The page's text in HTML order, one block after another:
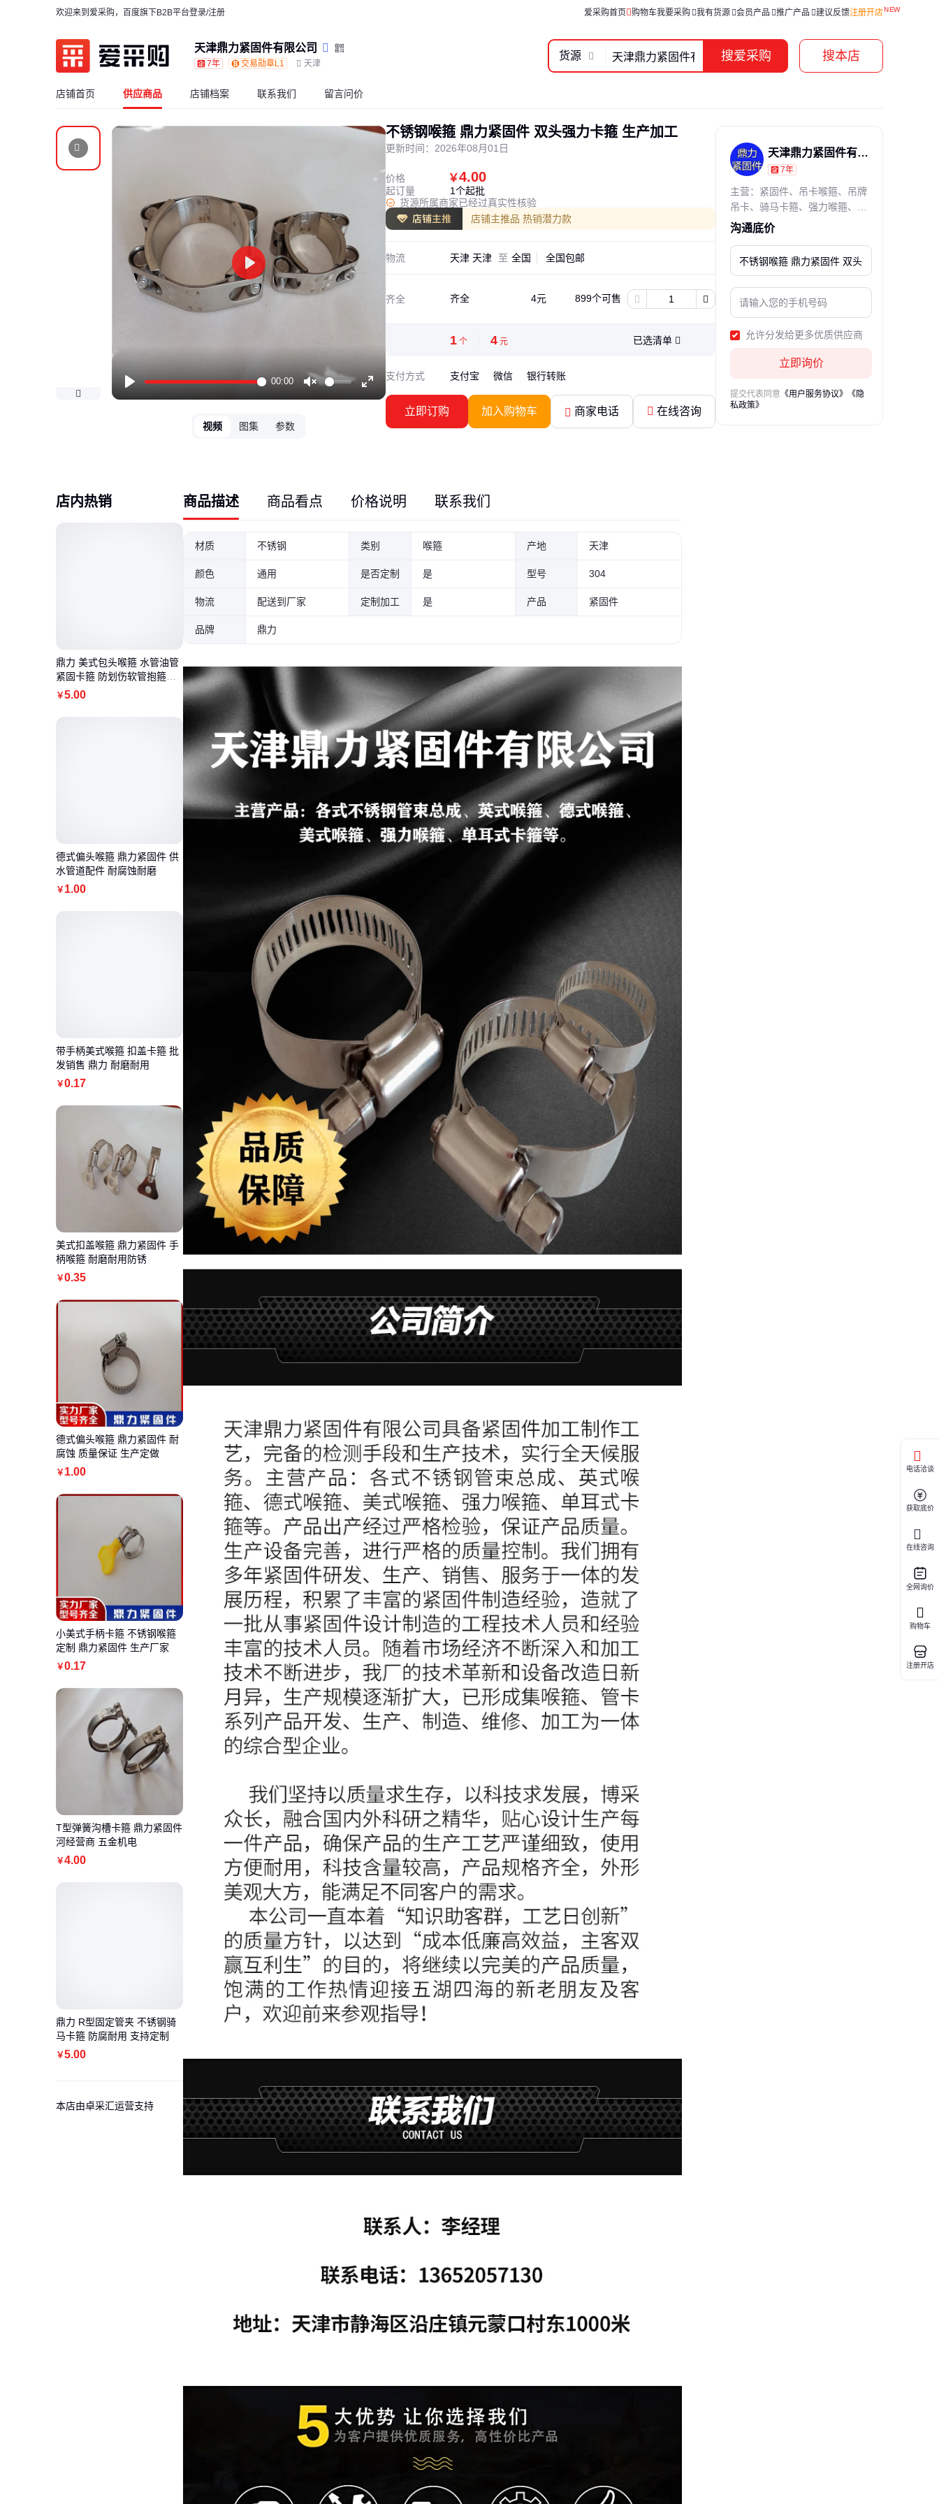
欢迎来到爱采购，百度旗下B2B平台登录/注册 爱采购首页 购物车我要采购 我有货源 会员产品 推广产品 建议反馈注册开店
天津鼎力紧固件有限公司
7年 交易勋章L1 天津
搜爱采购 搜本店
货源
店铺首页 供应商品 店铺档案 联系我们 留言问价
00:00
Enter
fullscreen
Play
视频 图集 参数
不锈钢喉箍 鼎力紧固件 双头强力卡箍 生产加工
更新时间： 2026年08月01日
价格 ￥4.00
起订量
1个起批
货源所属商家已经过真实性核验
店铺主推品 热销潜力款
物流 天津 天津 至 全国 全国包邮
齐全 齐全 4元 899个可售
1 个 4 元 已选清单
支付方式 支付宝 微信 银行转账
立即订购 加入购物车 商家电话 在线咨询
天津鼎力紧固件有限公司
7年
主营：紧固件、吊卡喉箍、吊牌
吊卡、骑马卡箍、强力喉箍、双
头强力、卡箍吊卡、喉箍卡箍、
箍、扣盖喉箍、德式喉箍、沟槽
卡箍、不锈钢喉箍、不锈钢沟
强力铁喉箍、连胶条喉箍、不锈
钢吊卡、连胶条卡箍、抗氧化吊
卡、电线杆吊卡、污水管道吊卡
沟通底价
允许分发给更多优质供应商
立即询价
提交代表同意 《用户服务协议》
《隐
私政策》
店内热销
鼎力 美式包头喉箍 水管油管
紧固卡箍 防划伤软管抱箍厂
家定制
￥5.00
德式偏头喉箍 鼎力紧固件 供
水管道配件 耐腐蚀耐磨
￥1.00
带手柄美式喉箍 扣盖卡箍 批
发销售 鼎力 耐磨耐用
￥0.17
美式扣盖喉箍 鼎力紧固件 手
柄喉箍 耐磨耐用防锈
￥0.35
德式偏头喉箍 鼎力紧固件 耐
腐蚀 质量保证 生产定做
￥1.00
小美式手柄卡箍 不锈钢喉箍
定制 鼎力紧固件 生产厂家
￥0.17
T型弹簧沟槽卡箍 鼎力紧固件
河经营商 五金机电
￥4.00
鼎力 R型固定管夹 不锈钢骑
马卡箍 防腐耐用 支持定制
￥5.00
本店由卓采汇运营支持
商品描述 商品看点 价格说明 联系我们
材质 不锈钢 类别 喉箍 产地 天津
颜色 通用 是否定制 是 型号 304
物流 配送到厂家 定制加工 是 产品 紧固件
品牌 鼎力
电话洽谈
获取底价
在线咨询
全网询价
购物车
注册开店